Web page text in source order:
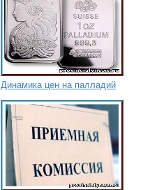
Динамика цен на палладий